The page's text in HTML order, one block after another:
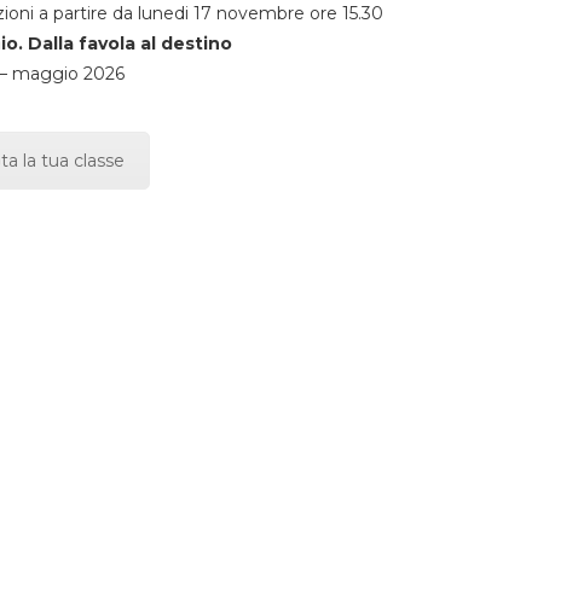
a partire da lunedi 17 novembre ore 15.30
Dalla favola al destino
maggio 2026
la tua classe